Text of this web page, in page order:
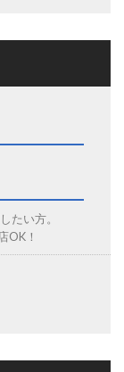
たい方。
OK！